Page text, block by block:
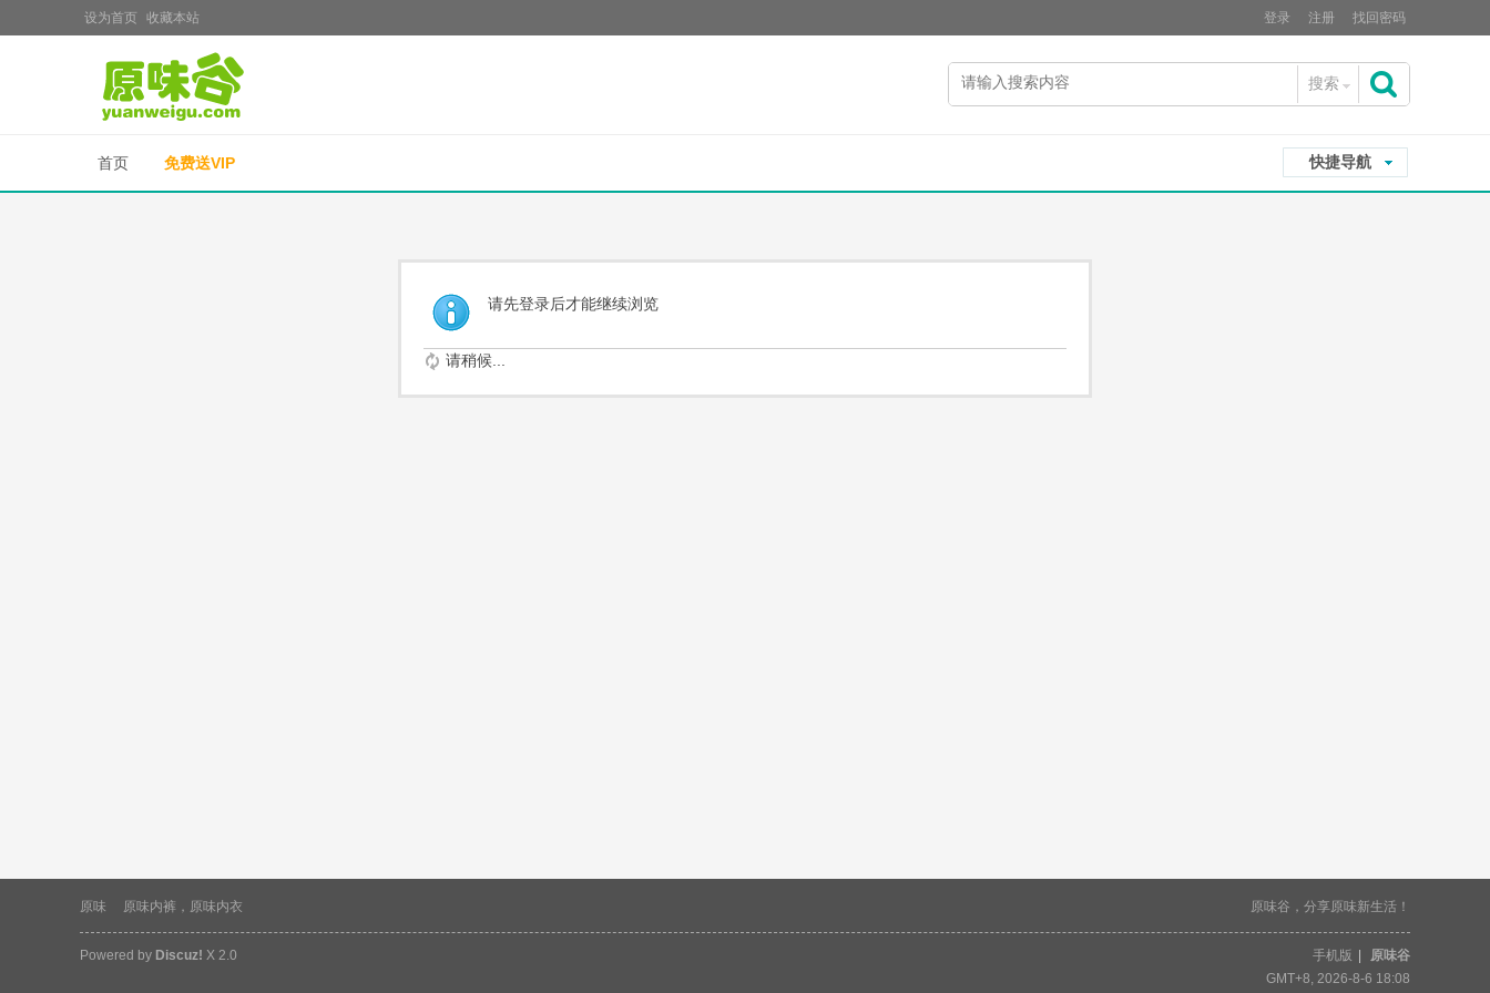
设为首页 收藏本站 登录 注册 找回密码
搜索
快捷导航
首页 免费送VIP
请先登录后才能继续浏览
请稍候...
原味 原味内裤，原味内衣 原味谷，分享原味新生活！
手机版
原味谷
GMT+8, 2026-8-6 18:08
Powered by Discuz! X 2.0